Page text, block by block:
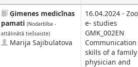
Ģimenes medicīnas
pamati (Nodarbība -
attālinātā tiešsaiste)
Marija Sajibulatova
16.04.2024 -
e- studies
GMK_002EN
Communication
skills of a family
physician and